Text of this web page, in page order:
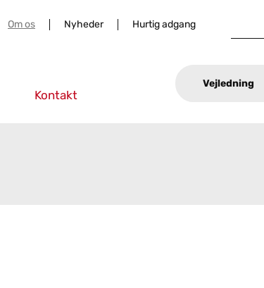
Om os Nyheder Hurtig adgang
Kontakt
Vejledning